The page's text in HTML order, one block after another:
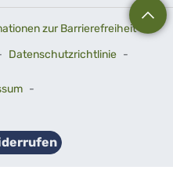
zur Barrierefreiheit-
Datenschutzrichtlinie -
-